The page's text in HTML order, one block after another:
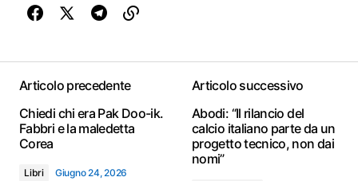
Articolo precedente
Chiedi chi era Pak Doo-ik.
Fabbri e la maledetta
Corea
Libri Giugno 24, 2026
Articolo successivo
Abodi: “Il rilancio del
calcio italiano parte da un
progetto tecnico, non dai
nomi”